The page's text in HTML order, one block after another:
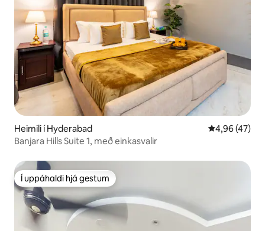
Heimili í Hyderabad 4,96 af 5 í
4,96 (47)
Banjara Hills Suite 1, með einkasvalir
Í uppáhaldi hjá gestum
Í uppáhaldi hjá gestum